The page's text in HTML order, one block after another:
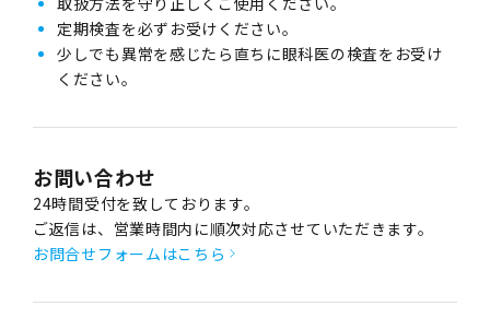
定期検査を必ずお受けください。
少しでも異常を感じたら直ちに眼科医の検査をお受け
ください。
お問い合わせ
24時間受付を致しております。
ご返信は、営業時間内に順次対応させていただきます。
お問合せフォームはこちら